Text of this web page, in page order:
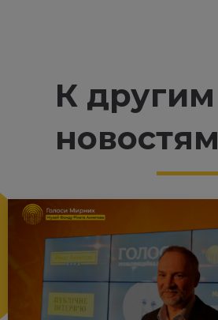
К другим
новостям